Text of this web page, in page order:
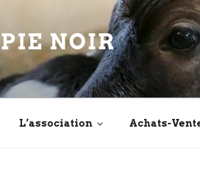
NOIR
L’association Achats-